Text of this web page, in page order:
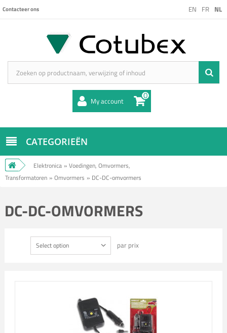
EN FR NL
Contacteer ons
My account 0
CATEGORIEËN
Elektronica » Voedingen, Omvormers,
Transformatoren » Omvormers » DC-DC-omvormers
DC-DC-OMVORMERS
Select option par prix